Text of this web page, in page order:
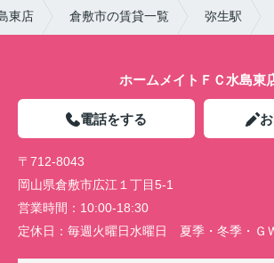
東店 倉敷市の賃貸一覧 弥生駅
ホームメイトＦＣ水島東
電話をする
〒712-8043
岡山県倉敷市広江１丁目5-1
営業時間： 10:00-18:30
定休日： 毎週火曜日水曜日 夏季・冬季・Ｇ